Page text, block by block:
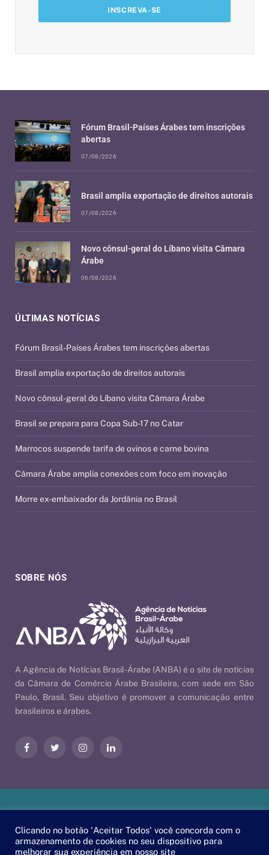
SOBRE NÓS
A Agência de Notícias Brasil-Árabe (ANBA) é o site de notícias
da Câmara de Comércio Árabe Brasileira, com sede em São
Paulo, Brasil. Seu objetivo é promover a comunicação entre
brasileiros e árabes.
FacebookTwitter InstagramLinkedIn
ÚLTIMAS NOTÍCIAS
Fórum Brasil-Países Árabes tem inscrições abertas
Brasil amplia exportação de direitos autorais
Novo cônsul-geral do Líbano visita Câmara Árabe
Brasil se prepara para Copa Sub-17 no Catar
Marrocos suspende tarifa de ovinos e carne bovina
Câmara Árabe amplia conexões com foco em inovação
Morre ex-embaixador da Jordânia no Brasil
Fórum Brasil-Países Árabes tem inscrições
abertas
07/08/2026
Brasil amplia exportação de direitos autorais
07/08/2026
Novo cônsul-geral do Líbano visita Câmara
Árabe
06/08/2026
Árabe | ByEscaEsco.
Clicando no botão 'Aceitar Todos' você concorda com o
armazenamento de cookies no seu dispositivo para
melhorar sua experiência em nosso site